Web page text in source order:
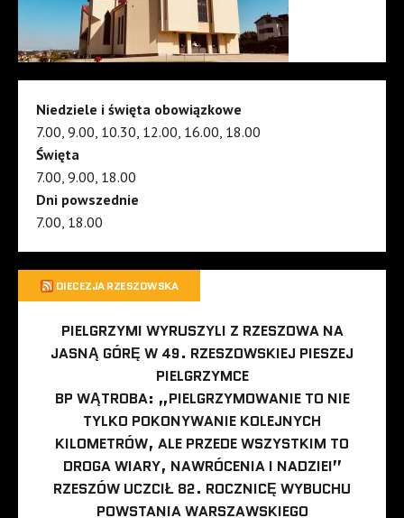
Niedziele i święta obowiązkowe
7.00, 9.00, 10.30, 12.00, 16.00, 18.00
Święta
7.00, 9.00, 18.00
Dni powszednie
7.00, 18.00
DIECEZJA RZESZOWSKA
PIELGRZYMI WYRUSZYLI Z RZESZOWA NA
JASNĄ GÓRĘ W 49. RZESZOWSKIEJ PIESZEJ
PIELGRZYMCE
BP WĄTROBA: „PIELGRZYMOWANIE TO NIE
TYLKO POKONYWANIE KOLEJNYCH
KILOMETRÓW, ALE PRZEDE WSZYSTKIM TO
DROGA WIARY, NAWRÓCENIA I NADZIEI”
RZESZÓW UCZCIŁ 82. ROCZNICĘ WYBUCHU
POWSTANIA WARSZAWSKIEGO